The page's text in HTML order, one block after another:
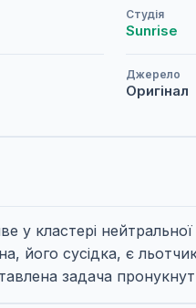
Студія
Sunrise
Джерело
Оригінал
нейтральної
його сусідка, є
задача